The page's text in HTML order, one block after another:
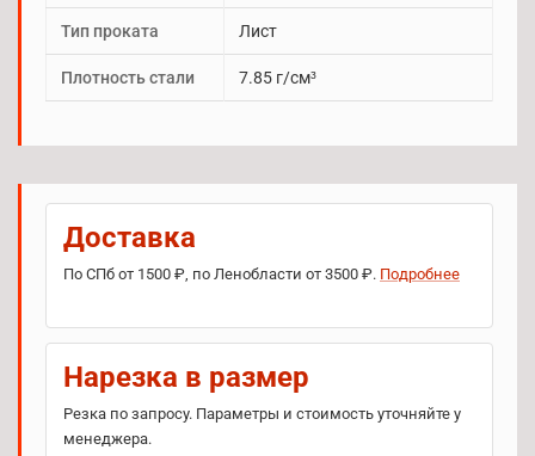
Тип проката Лист
Плотность стали 7.85 г/см³
Доставка
По СПб от 1500 ₽, по Ленобласти от 3500 ₽. Подробнее
Нарезка в размер
Резка по запросу. Параметры и стоимость уточняйте у
менеджера.